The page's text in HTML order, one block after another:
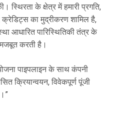
स्थिरता के क्षेत्र में हमारी प्रगति,
का मुद्रीकरण शामिल है,
आधारित पारिस्थितिकी तंत्र के
मजबूत करती है।
पाइपलाइन के साथ कंपनी
क्रियान्वयन, विवेकपूर्ण पूंजी